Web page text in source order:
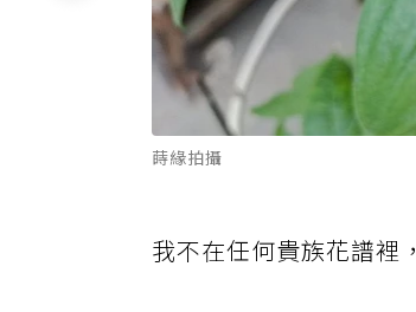
蒔緣拍攝
我不在任何貴族花譜裡，